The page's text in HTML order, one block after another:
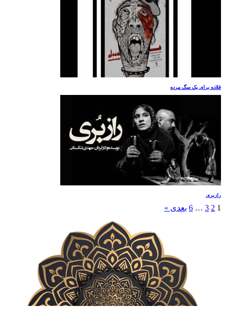
قلاده برای یک سگ مرده
رازبری
1
2
3
…
6 بعدی »